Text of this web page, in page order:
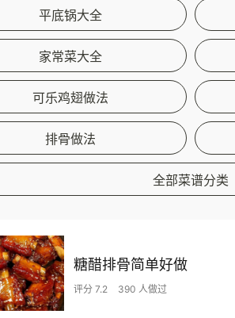
平底锅大全
家常菜大全
可乐鸡翅做法
排骨做法
全部菜谱分类
糖醋排骨简单好做
评分 7.2 390 人做过